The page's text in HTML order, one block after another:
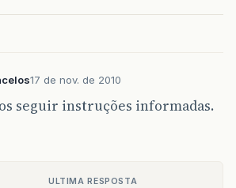
17 de nov. de 2010
seguir instruções informadas.
ULTIMA RESPOSTA